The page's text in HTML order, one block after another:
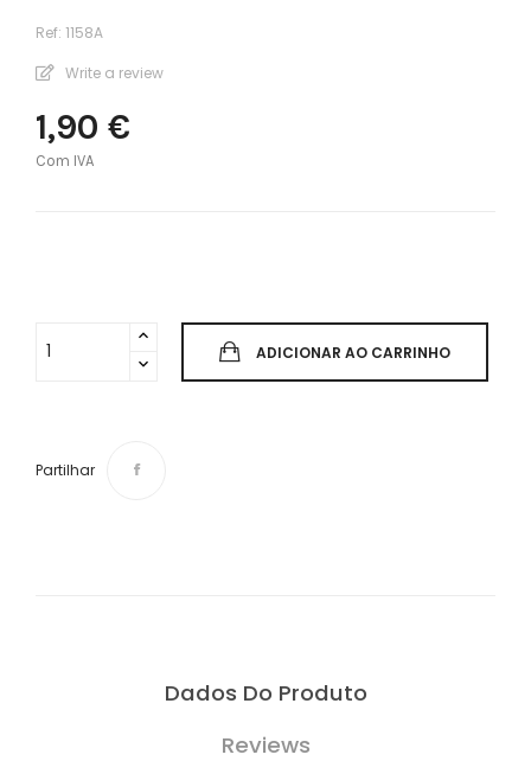
Ref: 1158A
Write a review
1,90 €
Com IVA
ADICIONAR AO CARRINHO
Partilhar
Dados Do Produto
Reviews